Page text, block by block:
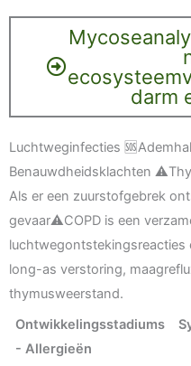
darm
Luchtweginfecties
Benauwdheidsklachten
Als er een zuurstofgebrek
gevaar⚠️COPD is een
long-as verstoring,
thymusweerstand.
Ontwikkelingsstadiums
- Allergieën